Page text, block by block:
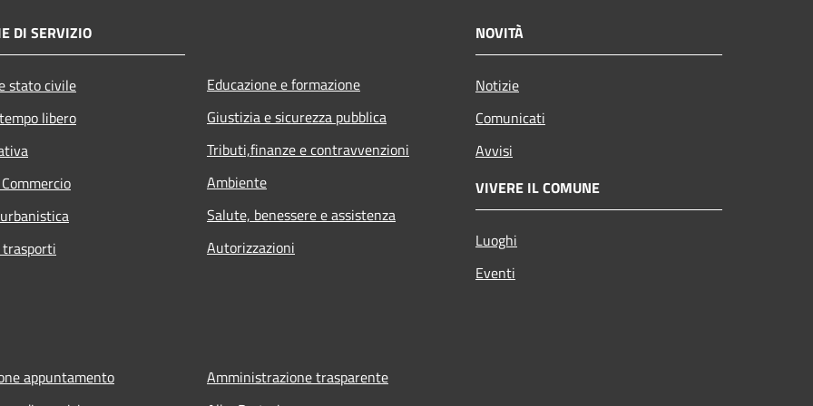
DI SERVIZIO
stato civile
libero
Educazione e formazione
Giustizia e sicurezza pubblica
Tributi,finanze e contravvenzioni
Ambiente
Salute, benessere e assistenza
Autorizzazioni
NOVITÀ
Notizie
Comunicati
Avvisi
VIVERE IL COMUNE
Luoghi
Eventi
appuntamento
Amministrazione trasparente